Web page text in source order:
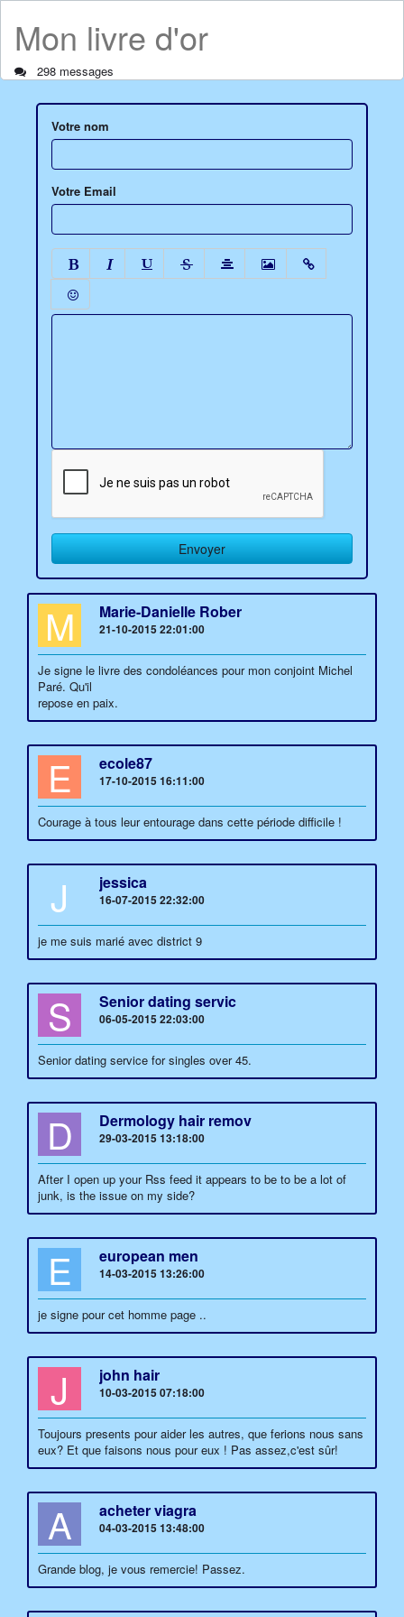
Mon livre d'or
298 messages
Votre nom
Votre Email
M Marie-Danielle Rober
21-10-2015 22:01:00
Je signe le livre des condoléances pour mon conjoint Michel
Paré. Qu'il
repose en paix.
E ecole87
17-10-2015 16:11:00
Courage à tous leur entourage dans cette période difficile !
J jessica
16-07-2015 22:32:00
je me suis marié avec district 9
S Senior dating servic
06-05-2015 22:03:00
Senior dating service for singles over 45.
D Dermology hair remov
29-03-2015 13:18:00
After I open up your Rss feed it appears to be to be a lot of
junk, is the issue on my side?
E european men
14-03-2015 13:26:00
je signe pour cet homme page ..
J john hair
10-03-2015 07:18:00
Toujours presents pour aider les autres, que ferions nous sans
eux? Et que faisons nous pour eux ! Pas assez,c'est sûr!
A acheter viagra
04-03-2015 13:48:00
Grande blog, je vous remercie! Passez.